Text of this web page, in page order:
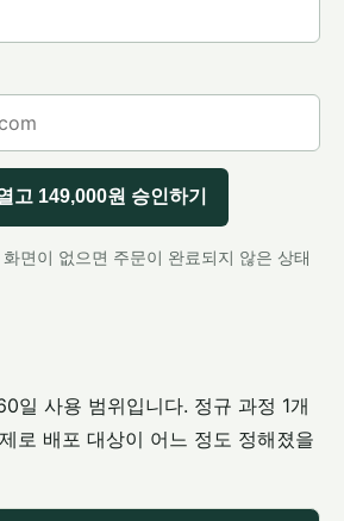
고 149,000원 승인하기
면이 없으면 주문이 완료되지 않은 상태
일 사용 범위입니다. 정규 과정 1개
로 배포 대상이 어느 정도 정해졌을